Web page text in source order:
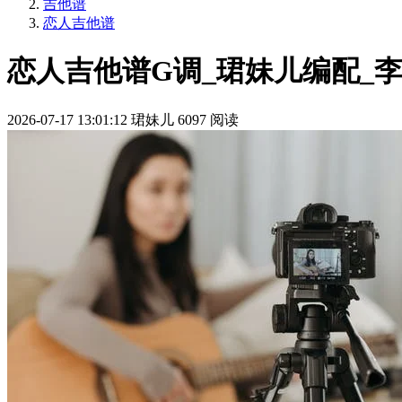
吉他谱
恋人吉他谱
恋人吉他谱G调_珺妹儿编配_
2026-07-17 13:01:12 珺妹儿 6097 阅读